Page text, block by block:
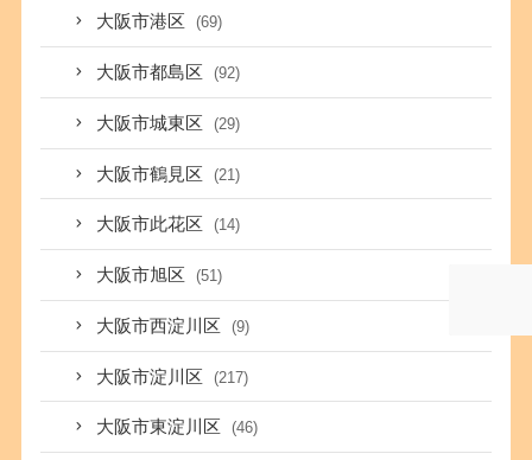
大阪市港区 (69)
大阪市都島区 (92)
大阪市城東区 (29)
大阪市鶴見区 (21)
大阪市此花区 (14)
大阪市旭区 (51)
大阪市西淀川区 (9)
大阪市淀川区 (217)
大阪市東淀川区 (46)